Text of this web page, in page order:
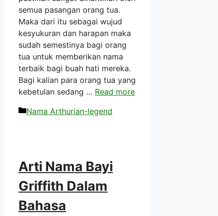
semua pasangan orang tua.
Maka dari itu sebagai wujud
kesyukuran dan harapan maka
sudah semestinya bagi orang
tua untuk memberikan nama
terbaik bagi buah hati mereka.
Bagi kalian para orang tua yang
kebetulan sedang … Read more
Kategori
Nama Arthurian-legend
Arti Nama Bayi
Griffith Dalam
Bahasa